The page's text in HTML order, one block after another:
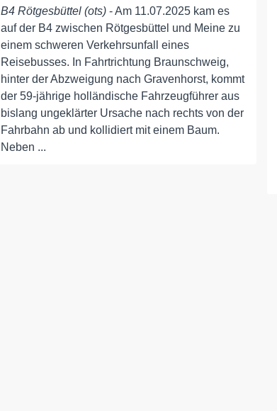
B4 Rötgesbüttel (ots)- Am 11.07.2025 kam es
auf der B4 zwischen Rötgesbüttel und Meine zu
einem schweren Verkehrsunfall eines
Reisebusses. In Fahrtrichtung Braunschweig,
hinter der Abzweigung nach Gravenhorst, kommt
der 59-jährige holländische Fahrzeugführer aus
bislang ungeklärter Ursache nach rechts von der
Fahrbahn ab und kollidiert mit einem Baum.
Neben ...